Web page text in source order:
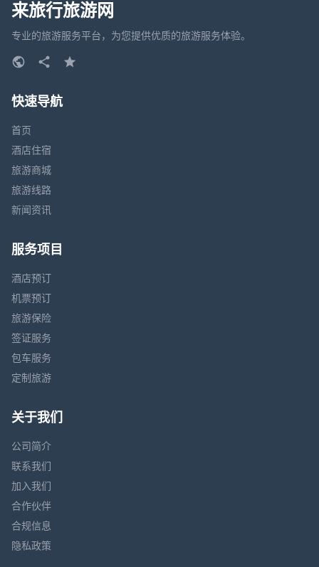
来旅行旅游网
专业的旅游服务平台，为您提供优质的旅游服务体验。
快速导航
首页
酒店住宿
旅游商城
旅游线路
新闻资讯
服务项目
酒店预订
机票预订
旅游保险
签证服务
包车服务
定制旅游
关于我们
公司简介
联系我们
加入我们
合作伙伴
合规信息
隐私政策